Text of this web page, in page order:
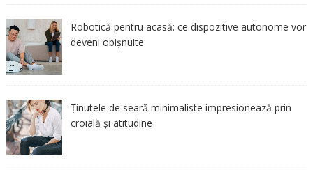
Robotică pentru acasă: ce dispozitive autonome vor
deveni obișnuite
Ținutele de seară minimaliste impresionează prin
croială și atitudine